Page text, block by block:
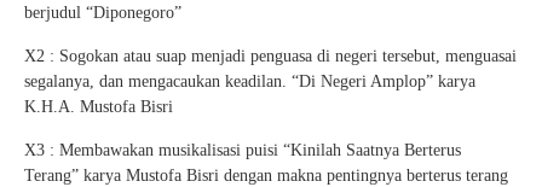
berjudul “Diponegoro”
X2 : Sogokan atau suap menjadi penguasa di negeri tersebut, menguasai
segalanya, dan mengacaukan keadilan. “Di Negeri Amplop” karya
K.H.A. Mustofa Bisri
X3 : Membawakan musikalisasi puisi “Kinilah Saatnya Berterus
Terang” karya Mustofa Bisri dengan makna pentingnya berterus terang